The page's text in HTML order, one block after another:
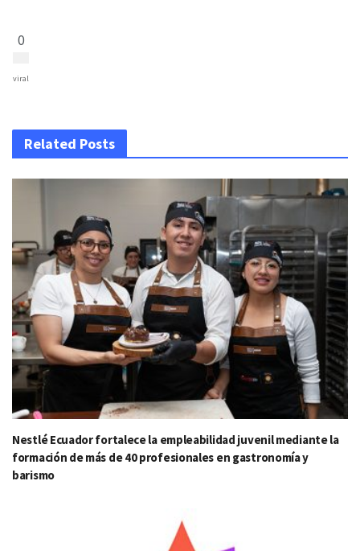
0
viral
Related Posts
Nestlé Ecuador fortalece la empleabilidad juvenil mediante la
formación de más de 40 profesionales en gastronomía y
barismo